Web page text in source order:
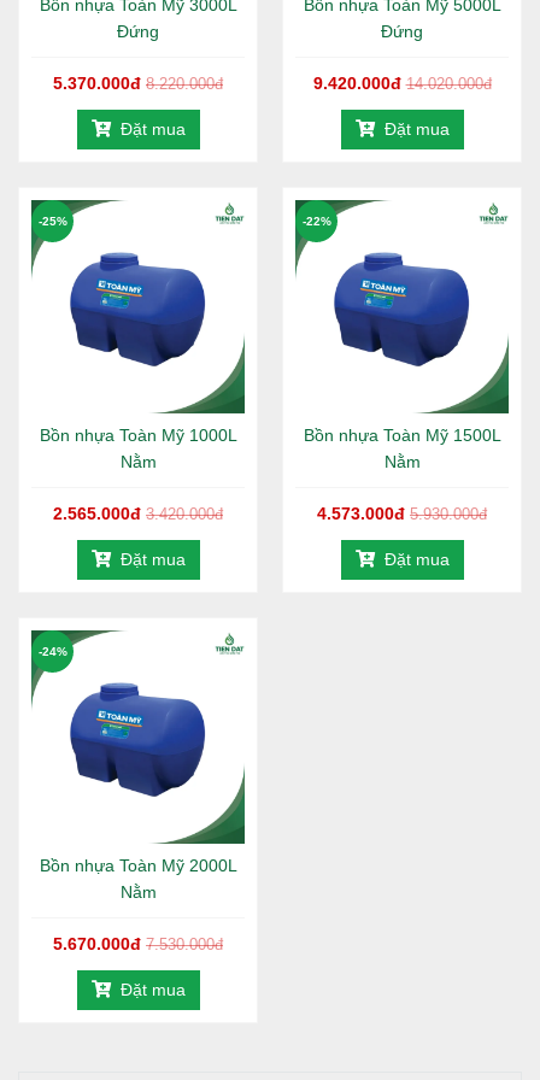
Nguyên vật liệu sản xuất bồn được nhập khẩu từ những
nước nước tiên tiến, dẫn đầu về sản xuất các thiết bị
Cấu tạo từ nhựa nhiều lớp đảm bảo màu sắc bền lâu trong
quá trình sửa dụng; hạn chế tia cực tím và ánh sáng là tác
2. Thông số kỹ thuật của bồn nước nhựa
Toàn Mỹ Alpha 500L nằm
>>> Quý khách có thể
3. Hướng dẫn lắp đặt bồn nước nhựa Toàn
Bồn nhựa Toàn Mỹ 3000L
Đứng
5.370.000đ 8.220.000đ
Đặt mua
Bồn nhựa Toàn Mỹ 5000L
Đứng
9.420.000đ 14.020.000đ
Đặt mua
Bồn nhựa Toàn Mỹ 1000L
Nằm
2.565.000đ 3.420.000đ
-25%
Đặt mua
Bồn nhựa Toàn Mỹ 1500L
Nằm
4.573.000đ 5.930.000đ
-22%
Đặt mua
Bồn nhựa Toàn Mỹ 2000L
Nằm
5.670.000đ 7.530.000đ
-24%
Đặt mua